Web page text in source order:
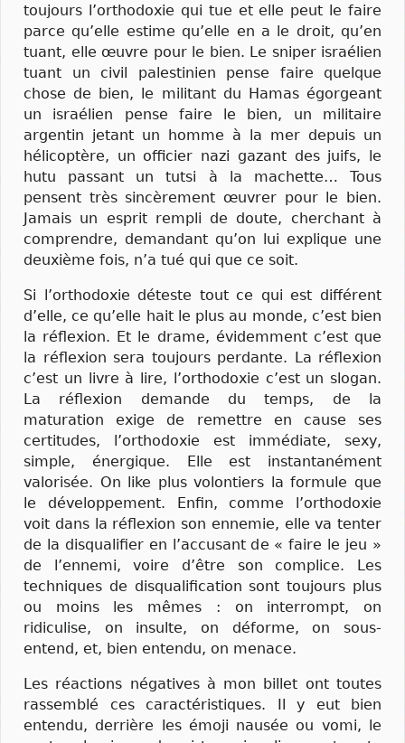
toujours l’orthodoxie qui tue et elle peut le faire
parce qu’elle estime qu’elle en a le droit, qu’en
tuant, elle œuvre pour le bien. Le sniper israélien
tuant un civil palestinien pense faire quelque
chose de bien, le militant du Hamas égorgeant
un israélien pense faire le bien, un militaire
argentin jetant un homme à la mer depuis un
hélicoptère, un officier nazi gazant des juifs, le
hutu passant un tutsi à la machette… Tous
pensent très sincèrement œuvrer pour le bien.
Jamais un esprit rempli de doute, cherchant à
comprendre, demandant qu’on lui explique une
deuxième fois, n’a tué qui que ce soit.
Si l’orthodoxie déteste tout ce qui est différent
d’elle, ce qu’elle hait le plus au monde, c’est bien
la réflexion. Et le drame, évidemment c’est que
la réflexion sera toujours perdante. La réflexion
c’est un livre à lire, l’orthodoxie c’est un slogan.
La réflexion demande du temps, de la
maturation exige de remettre en cause ses
certitudes, l’orthodoxie est immédiate, sexy,
simple, énergique. Elle est instantanément
valorisée. On like plus volontiers la formule que
le développement. Enfin, comme l’orthodoxie
voit dans la réflexion son ennemie, elle va tenter
de la disqualifier en l’accusant de « faire le jeu »
de l’ennemi, voire d’être son complice. Les
techniques de disqualification sont toujours plus
ou moins les mêmes : on interrompt, on
ridiculise, on insulte, on déforme, on sous-
entend, et, bien entendu, on menace.
Les réactions négatives à mon billet ont toutes
rassemblé ces caractéristiques. Il y eut bien
entendu, derrière les émoji nausée ou vomi, le